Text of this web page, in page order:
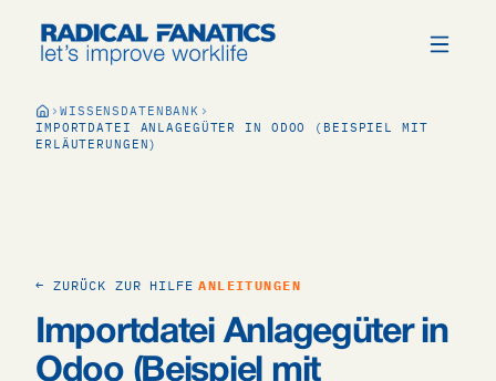
WISSENSDATENBANK
IMPORTDATEI ANLAGEGÜTER IN ODOO (BEISPIEL MIT
ERLÄUTERUNGEN)
← ZURÜCK ZUR HILFE ANLEITUNGEN
Importdatei Anlagegüter in
Odoo (Beispiel mit